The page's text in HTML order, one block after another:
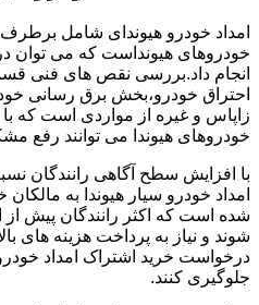
امداد خودرو هیوندای شامل
خودروهای هیونداست که می توان
انجام داد.بررسی نقص های فنی
احتراق خودرو،بخش برق رسانی
زاپاس و غیره از مواردی است که
خودروهای هیوندا می توانند رفع
با افزایش سطح آگاهی رانندگان
امداد خودرو سیار هیوندا به
شده است که اکثر رانندگان پیش از
شوند و نیاز به پرداخت هزینه های
درخواست خرید اشتراک امداد
جلوگیری کنند.